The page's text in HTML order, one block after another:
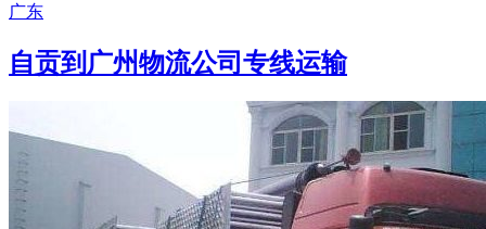
广东
自贡到广州物流公司专线运输